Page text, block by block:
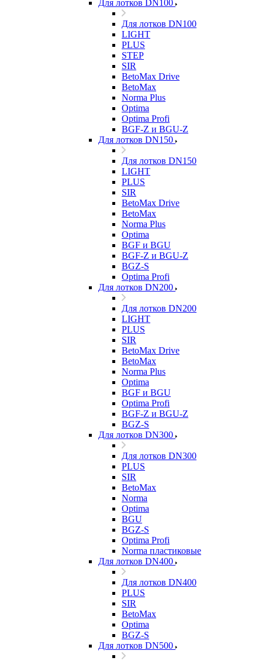
Для лотков DN100
Для лотков DN100
LIGHT
PLUS
STEP
SIR
BetoMax Drive
BetoMax
Norma Plus
Optima
Optima Profi
BGF-Z и BGU-Z
Для лотков DN150
Для лотков DN150
LIGHT
PLUS
SIR
BetoMax Drive
BetoMax
Norma Plus
Optima
BGF и BGU
BGF-Z и BGU-Z
BGZ-S
Optima Profi
Для лотков DN200
Для лотков DN200
LIGHT
PLUS
SIR
BetoMax Drive
BetoMax
Norma Plus
Optima
BGF и BGU
Optima Profi
BGF-Z и BGU-Z
BGZ-S
Для лотков DN300
Для лотков DN300
PLUS
SIR
BetoMax
Norma
Optima
BGU
BGZ-S
Optima Profi
Norma пластиковые
Для лотков DN400
Для лотков DN400
PLUS
SIR
BetoMax
Optima
BGZ-S
Для лотков DN500